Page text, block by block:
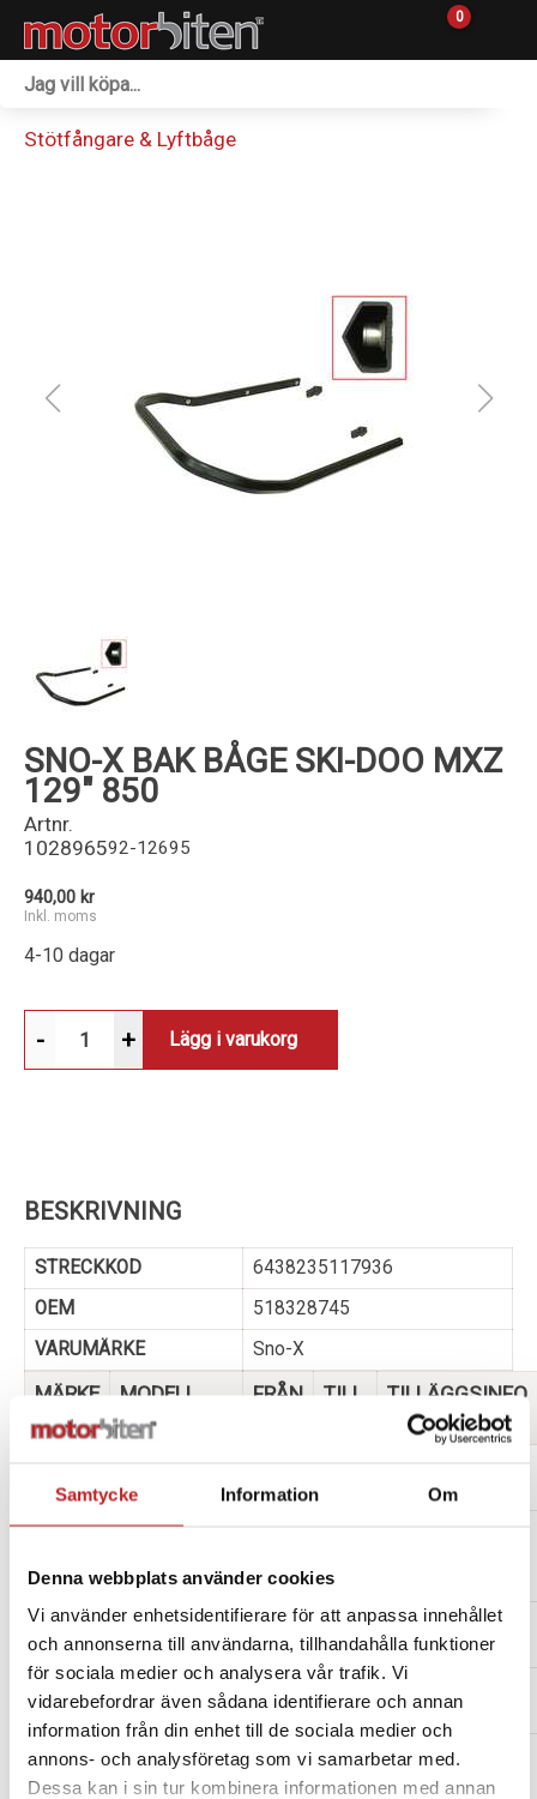
Samtycke Information Om
Denna webbplats använder cookies
Vi använder enhetsidentifierare för att anpassa innehållet
och annonserna till användarna, tillhandahålla funktioner
för sociala medier och analysera vår trafik. Vi
vidarebefordrar även sådana identifierare och annan
information från din enhet till de sociala medier och
annons- och analysföretag som vi samarbetar med.
Dessa kan i sin tur kombinera informationen med annan
0
Reservdelar
Sprängskisser
Stötfångare & Lyftbåge
SNO-X BAK BÅGE SKI-DOO MXZ
129" 850
Artnr.
102896592-12695
940,00 kr
Inkl. moms
4-10 dagar
- + Lägg i varukorg
BESKRIVNING
STRECKKOD
6438235117936
OEM
518328745
VARUMÄRKE
Sno-X
MÄRKE MODELL
FRÅN
TILL
TILLÄGGSINFO
DOO
600 EFI
SKI
MXZ TNT
TEC
SKI
DOO
MXZ TNT
800R E-TEC
2017 2021
DOO
RS
2018
SKI
DOO
MXZ X
600HO E-
2018 2021